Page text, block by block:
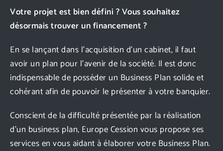
Votre projet est bien défini ? Vous souhaitez
désormais trouver un financement ?
En se lançant dans l’acquisition d’un cabinet, il faut
avoir un plan pour l’avenir de la société. Il est donc
indispensable de posséder un Business Plan solide et
cohérant afin de pouvoir le présenter à votre banquier.
Conscient de la difficulté présentée par la réalisation
d’un business plan, Europe Cession vous propose ses
services en vous aidant à élaborer votre Business Plan.